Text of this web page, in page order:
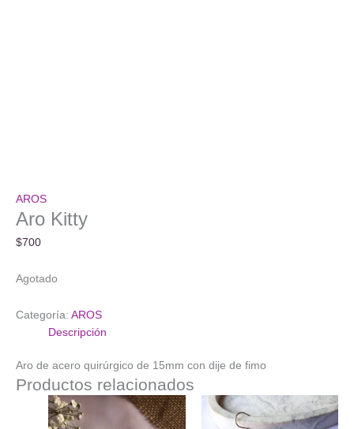
AROS
Aro Kitty
$700
Agotado
Categoría: AROS
Descripción
Aro de acero quirúrgico de 15mm con dije de fimo
Productos relacionados